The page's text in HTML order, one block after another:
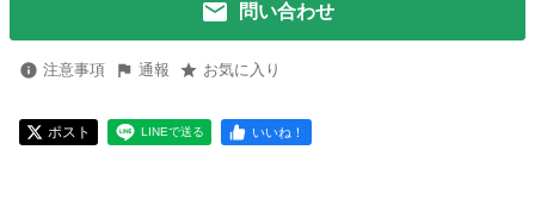
問い合わせ
注意事項 通報 お気に入り
ポスト LINEで送る いいね！